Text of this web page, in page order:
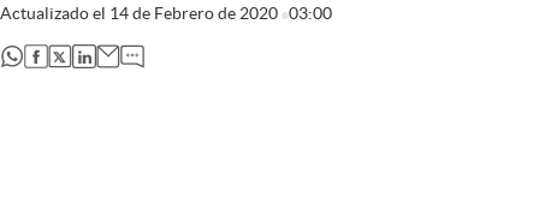
Actualizado el 14 de Febrero de 2020 03:00
abre en nueva pestaña
abre en nueva pestaña
abre en nueva pestaña
abre en nueva pestaña